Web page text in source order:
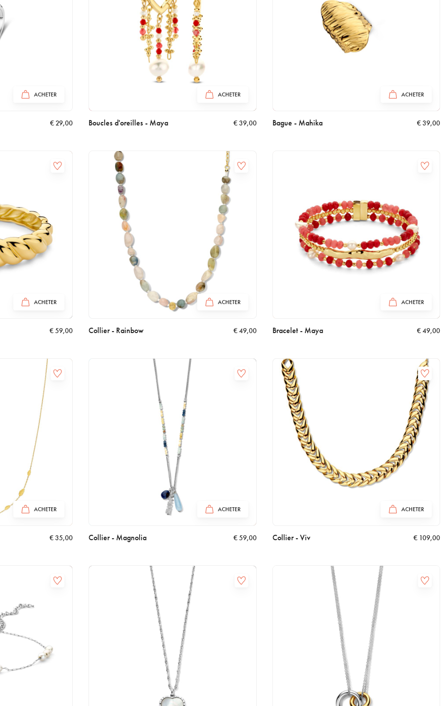
ACHETER
€29,00
ACHETER
Boucles d'oreilles - Maya €39,00
ACHETER
Bague - Mahika €39,00
ACHETER
€59,00
ACHETER
Collier - Rainbow €49,00
ACHETER
Bracelet - Maya €49,00
ACHETER
€35,00
ACHETER
Collier - Magnolia €59,00
ACHETER
Collier - Viv € 109,00